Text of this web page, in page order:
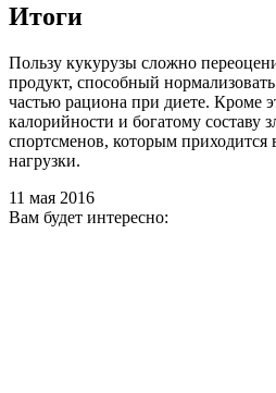
Итоги
Пользу кукурузы сложно
продукт, способный
частью рациона при диете. Кроме
калорийности и богатому составу
спортсменов, которым
нагрузки.
11 мая 2016
Вам будет интересно: